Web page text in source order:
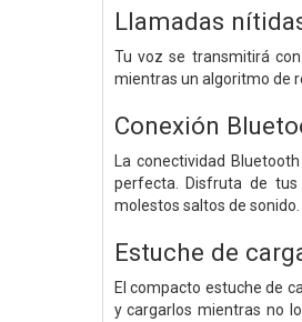
Llamadas
Tu voz se transmitirá
mientras un algoritmo de
Conexión
La conectividad
perfecta. Disfruta de
molestos saltos de sonido.
Estuche de
El compacto estuche de
y cargarlos mientras no